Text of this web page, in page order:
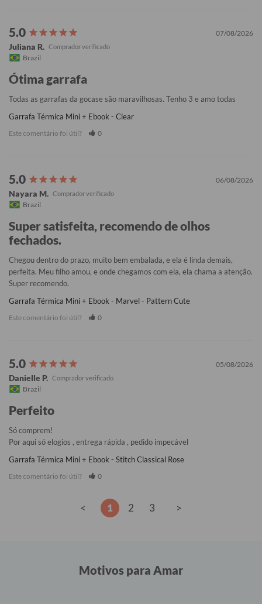
07/08/2026
Juliana R.
Brazil
Ótima garrafa
Todas as garrafas da gocase são maravilhosas. Tenho 3 e amo todas
Garrafa Térmica Mini + Ebook - Clear
Este comentário foi útil? 0
06/08/2026
Nayara M.
Brazil
Super satisfeita, recomendo de olhos
fechados.
Chegou dentro do prazo, muito bem embalada, e ela é linda demais,
perfeita. Meu filho amou, e onde chegamos com ela, ela chama a atenção.
Super recomendo.
Garrafa Térmica Mini + Ebook - Marvel - Pattern Cute
Este comentário foi útil? 0
05/08/2026
Danielle P.
Brazil
Perfeito
Só comprem!
Por aqui só elogios , entrega rápida , pedido impecável
Garrafa Térmica Mini + Ebook - Stitch Classical Rose
Este comentário foi útil? 0
< 1 2 3 >
Motivos para Amar